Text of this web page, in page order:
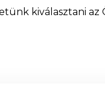
kiválasztani